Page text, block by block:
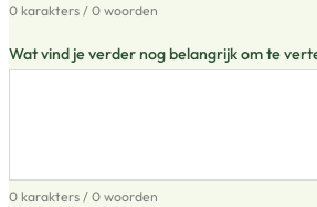
0 karakters / 0 woorden
Wat vind je verder nog belangrijk om te
0 karakters / 0 woorden